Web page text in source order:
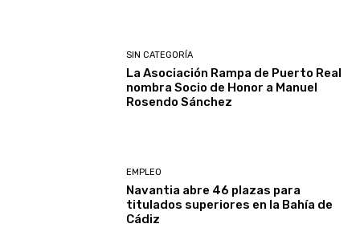
SIN CATEGORÍA
La Asociación Rampa de Puerto Real
nombra Socio de Honor a Manuel
Rosendo Sánchez
EMPLEO
Navantia abre 46 plazas para
titulados superiores en la Bahía de
Cádiz